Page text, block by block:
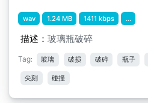
wav 1.24 MB 1411 kbps ...
描述： 玻璃瓶破碎
Tag: 玻璃 破损 破碎 瓶子
尖刻 碰撞